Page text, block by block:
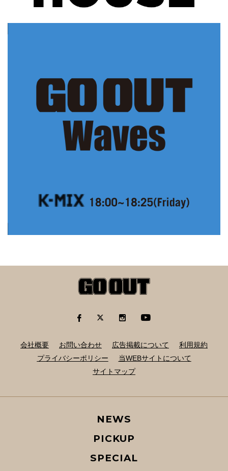
会社概要 お問い合わせ 広告掲載について
利用規約
プライバシーポリシー
当WEBサイトについて
サイトマップ
NEWS
PICKUP
SPECIAL